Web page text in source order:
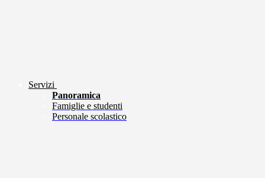
Servizi
Panoramica
Famiglie e studenti
Personale scolastico